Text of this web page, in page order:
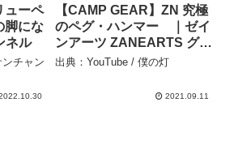
ューペ
脚にな
ネル
チャン
【CAMP GEAR】ZN 究極
のペグ・ハンマー ｜ゼイ
ンアーツ ZANEARTS グラ
ートハンマー グラートス
GRARTHAMMER GRART
出典：YouTube / 僕の灯
2021.09.11